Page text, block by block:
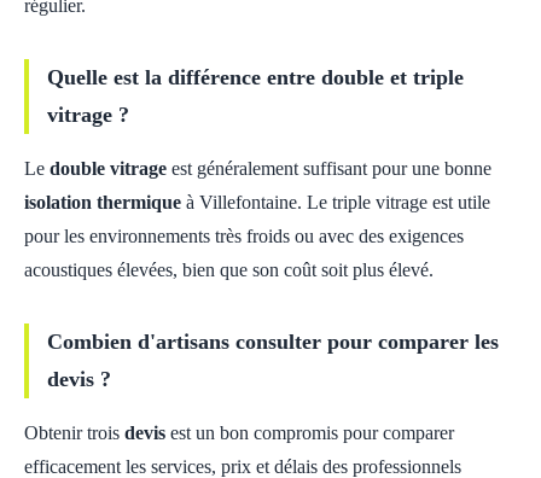
régulier.
Quelle est la différence entre double et triple
vitrage ?
Le double vitrage est généralement suffisant pour une bonne
isolation thermique à Villefontaine. Le triple vitrage est utile
pour les environnements très froids ou avec des exigences
acoustiques élevées, bien que son coût soit plus élevé.
Combien d'artisans consulter pour comparer les
devis ?
Obtenir trois devis est un bon compromis pour comparer
efficacement les services, prix et délais des professionnels